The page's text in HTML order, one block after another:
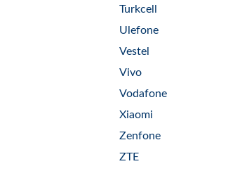
Turkcell
Ulefone
Vestel
Vivo
Vodafone
Xiaomi
Zenfone
ZTE